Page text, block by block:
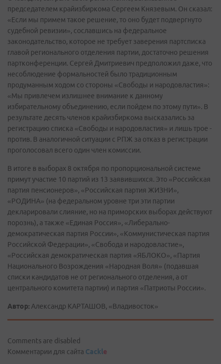
председателем крайизбиркома Сергеем Князевым. Он сказал:
«Если мы примем такое решение, то оно будет подвергнуто
судебной ревизии», сославшись на федеральное
законодательство, которое не требует заверения партсписка
главой регионального отделения партии, достаточно решения
партконференции. Сергей Дмитриевич предположил даже, что
несоблюдение формальностей было традиционным
продуманным ходом со стороны «Свободы и народовластия»:
«Мы привлечем излишнее внимание к данному
избирательному объединению, если пойдем по этому пути». В
результате десять членов крайизбиркома высказались за
регистрацию списка «Свободы и народовластия» и лишь трое -
против. В аналогичной ситуации с РПЖ за отказ в регистрации
проголосовал всего один член комиссии.
В итоге в выборах 8 октября по пропорциональной системе
примут участие 10 партий из 13 заявившихся. Это «Российская
партия пенсионеров», «Российская партия ЖИЗНИ»,
«РОДИНА» (на федеральном уровне три эти партии
декларировали слияние, но на приморских выборах действуют
порознь), а также «Единая Россия», «Либерально-
демократическая партия России», «Коммунистическая партия
Российской Федерации», «Свобода и народовластие»,
«Российская демократическая партия «ЯБЛОКО», «Партия
Национального Возрождения «Народная Воля» (подавшая
списки кандидатов не от регионального отделения, а от
центрального комитета партии) и партия «Патриоты России».
Автор: Александр КАРТАШОВ, «Владивосток»
Comments are disabled
Комментарии для сайта Cackle